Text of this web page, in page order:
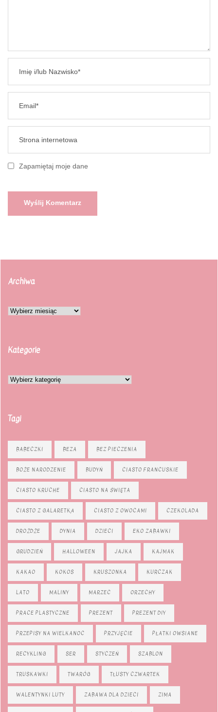
Zapamiętaj moje dane
Archiwa
Kategorie
Tagi
BABECZKI BEZA BEZ PIECZENIA
BOŻE NARODZENIE BUDYŃ CIASTO FRANCUSKIE
CIASTO KRUCHE CIASTO NA ŚWIĘTA
CIASTO Z GALARETKĄ CIASTO Z OWOCAMI CZEKOLADA
DROŻDŻE DYNIA DZIECI EKO ZABAWKI
GRUDZIEŃ HALLOWEEN JAJKA KAJMAK
KAKAO KOKOS KRUSZONKA KURCZAK
LATO MALINY MARZEC ORZECHY
PRACE PLASTYCZNE PREZENT PREZENT DIY
PRZEPISY NA WIELKANOC PRZYJĘCIE PŁATKI OWSIANE
RECYKLING SER STYCZEŃ SZABLON
TRUSKAWKI TWARÓG TŁUSTY CZWARTEK
WALENTYNKI LUTY ZABAWA DLA DZIECI ZIMA